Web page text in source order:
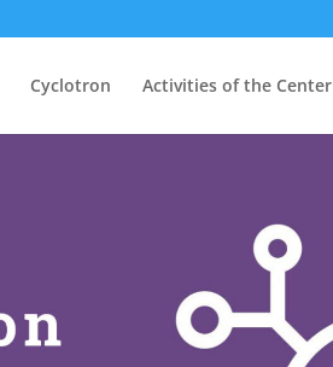
Cyclotron Activities of the Center